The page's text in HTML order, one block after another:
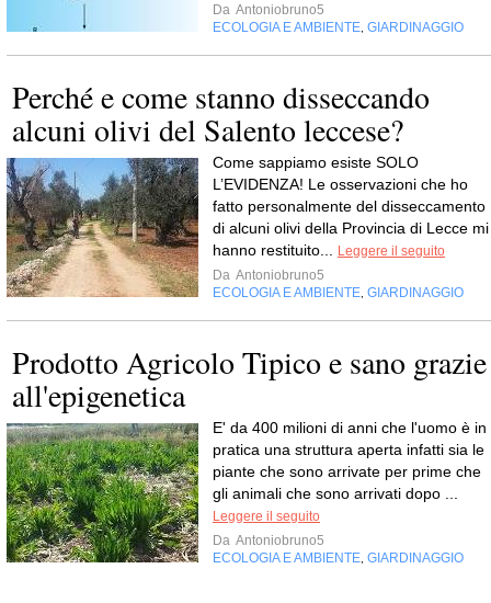
Da Antoniobruno5
ECOLOGIA E AMBIENTE GIARDINAGGIO
Perché e come stanno disseccando
alcuni olivi del Salento leccese?
Come sappiamo esiste SOLO
L’EVIDENZA! Le osservazioni che ho
fatto personalmente del disseccamento
di alcuni olivi della Provincia di Lecce mi
hanno restituito...
Leggere il seguito
Da Antoniobruno5
ECOLOGIA E AMBIENTE GIARDINAGGIO
Prodotto Agricolo Tipico e sano grazie
all'epigenetica
E' da 400 milioni di anni che l'uomo è in
pratica una struttura aperta infatti sia le
piante che sono arrivate per prime che
gli animali che sono arrivati dopo ...
Leggere il seguito
Da Antoniobruno5
ECOLOGIA E AMBIENTE GIARDINAGGIO